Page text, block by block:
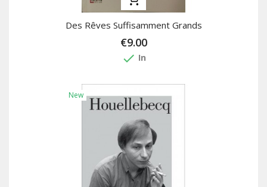
Des Rêves Suffisamment Grands
€9.00
done In
New